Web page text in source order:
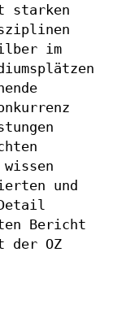
starken
im
und
Bericht
der OZ